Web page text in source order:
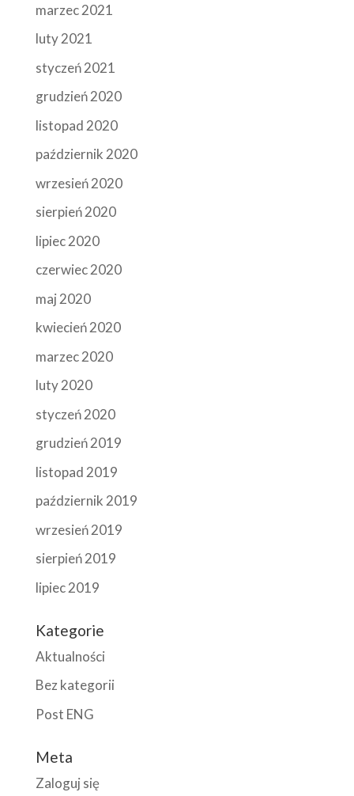
marzec 2021
luty 2021
styczeń 2021
grudzień 2020
listopad 2020
październik 2020
wrzesień 2020
sierpień 2020
lipiec 2020
czerwiec 2020
maj 2020
kwiecień 2020
marzec 2020
luty 2020
styczeń 2020
grudzień 2019
listopad 2019
październik 2019
wrzesień 2019
sierpień 2019
lipiec 2019
Kategorie
Aktualności
Bez kategorii
Post ENG
Meta
Zaloguj się